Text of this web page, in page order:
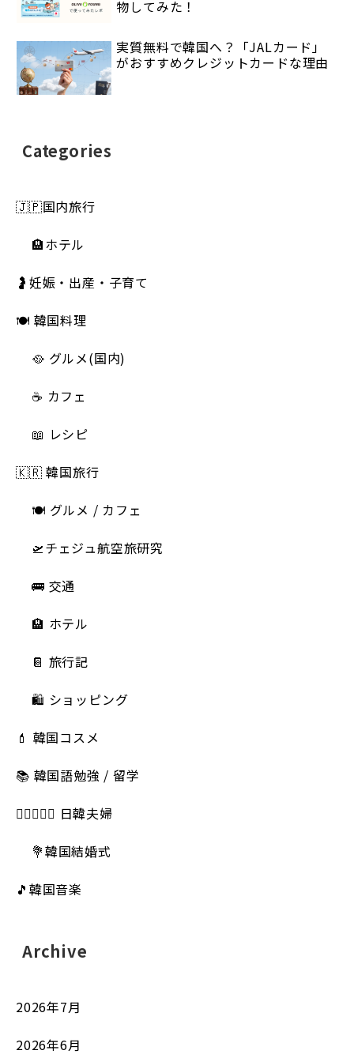
物してみた！
実質無料で韓国へ？「JALカード」
がおすすめクレジットカードな理由
Categories
🇯🇵国内旅行
🏨ホテル
🤰妊娠・出産・子育て
🍽 韓国料理
🥘 グルメ(国内)
☕️ カフェ
📖 レシピ
🇰🇷 韓国旅行
🍽 グルメ / カフェ
🛫チェジュ航空旅研究
🚌 交通
🏨 ホテル
📔 旅行記
🛍️ ショッピング
💄 韓国コスメ
📚 韓国語勉強 / 留学
👩🏻‍❤️‍👨🏻 日韓夫婦
💐韓国結婚式
🎵韓国音楽
Archive
2026年7月
2026年6月